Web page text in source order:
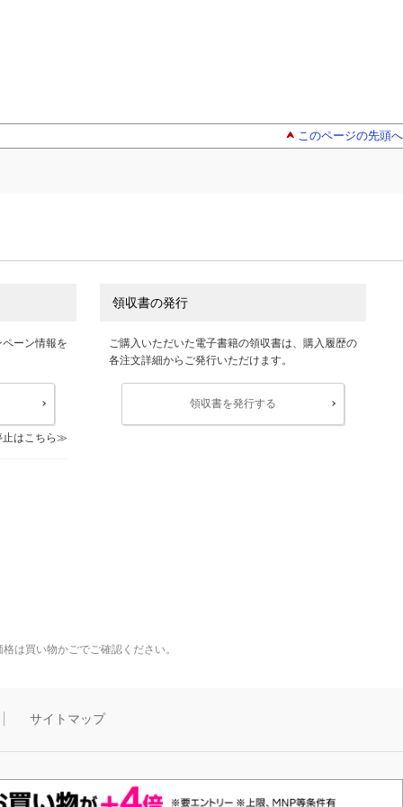
このページの先頭へ
ーン情報を
はこちら
領収書の発行
ご購入いただいた電子書籍の領収書は、購入履歴の
各注文詳細からご発行いただけます。
領収書を発行する
は買い物かごでご確認ください。
サイトマップ